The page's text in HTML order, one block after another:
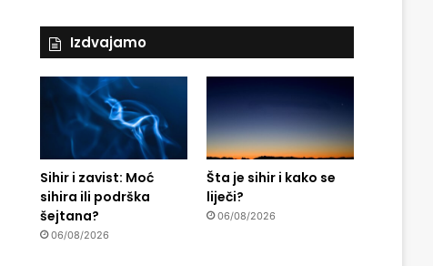
Izdvajamo
Sihir i zavist: Moć
sihira ili podrška
šejtana?
06/08/2026
Šta je sihir i kako se
liječi?
06/08/2026